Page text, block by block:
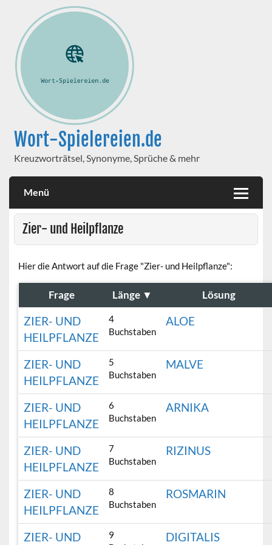
Wort-Spielereien.de
Kreuzworträtsel, Synonyme, Sprüche & mehr
Menü
Zier- und Heilpflanze
Hier die Antwort auf die Frage "Zier- und Heilpflanze":
Frage Länge ▼ Lösung
ZIER- UND
HEILPFLANZE
4
Buchstaben
ALOE
ZIER- UND
HEILPFLANZE
5
Buchstaben
MALVE
ZIER- UND
HEILPFLANZE
6
Buchstaben
ARNIKA
ZIER- UND
HEILPFLANZE
7
Buchstaben
RIZINUS
ZIER- UND
HEILPFLANZE
8
Buchstaben
ROSMARIN
ZIER- UND
9
DIGITALIS